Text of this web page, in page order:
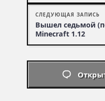
СЛЕДУЮЩАЯ ЗАПИСЬ
Вышел седьмой
Minecraft 1.12